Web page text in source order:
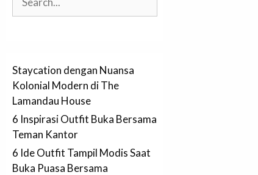
Staycation dengan Nuansa
Kolonial Modern di The
Lamandau House
6 Inspirasi Outfit Buka Bersama
Teman Kantor
6 Ide Outfit Tampil Modis Saat
Buka Puasa Bersama